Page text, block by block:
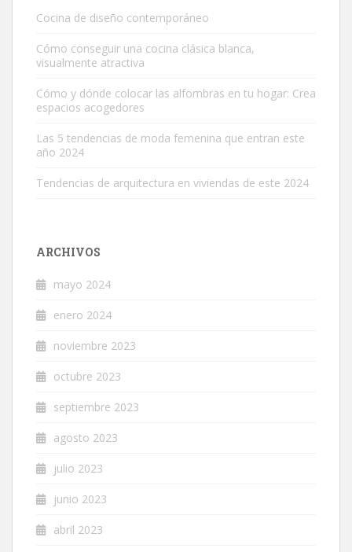
Cocina de diseño contemporáneo
Cómo conseguir una cocina clásica blanca,
visualmente atractiva
Cómo y dónde colocar las alfombras en tu hogar: Crea
espacios acogedores
Las 5 tendencias de moda femenina que entran este
año 2024
Tendencias de arquitectura en viviendas de este 2024
ARCHIVOS
mayo 2024
enero 2024
noviembre 2023
octubre 2023
septiembre 2023
agosto 2023
julio 2023
junio 2023
abril 2023